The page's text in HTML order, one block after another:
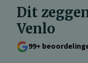
Dit
Venlo
99+